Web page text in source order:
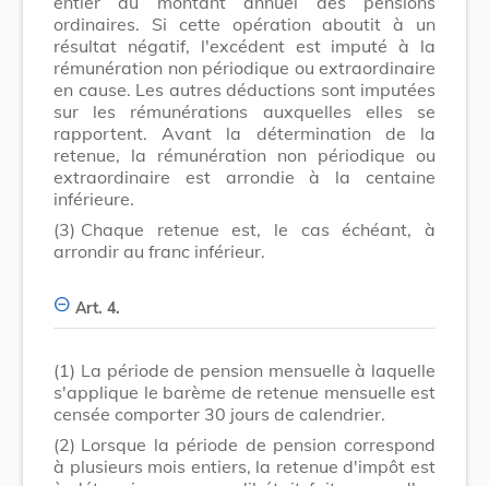
ordinaires. Si cette opération aboutit à un
résultat négatif, l'excédent est imputé à la
rémunération non périodique ou extraordinaire
en cause. Les autres déductions sont imputées
sur les rémunérations auxquelles elles se
rapportent. Avant la détermination de la
retenue, la rémunération non périodique ou
extraordinaire est arrondie à la centaine
inférieure.
(3) Chaque retenue est, le cas échéant, à
arrondir au franc inférieur.
Art. 4.
(1) La période de pension mensuelle à laquelle
s'applique le barème de retenue mensuelle est
censée comporter 30 jours de calendrier.
(2) Lorsque la période de pension correspond
à plusieurs mois entiers, la retenue d'impôt est